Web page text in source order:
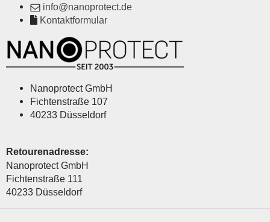
info@nanoprotect.de
Kontaktformular
Nanoprotect GmbH
Fichtenstraße 107
40233 Düsseldorf
Retourenadresse:
Nanoprotect GmbH
Fichtenstraße 111
40233 Düsseldorf